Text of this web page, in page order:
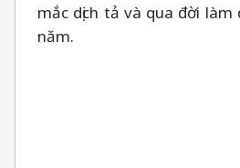
mắc dịch tả và qua đời
năm.